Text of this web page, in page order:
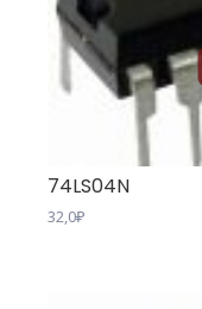
74LS04N
32,0₽